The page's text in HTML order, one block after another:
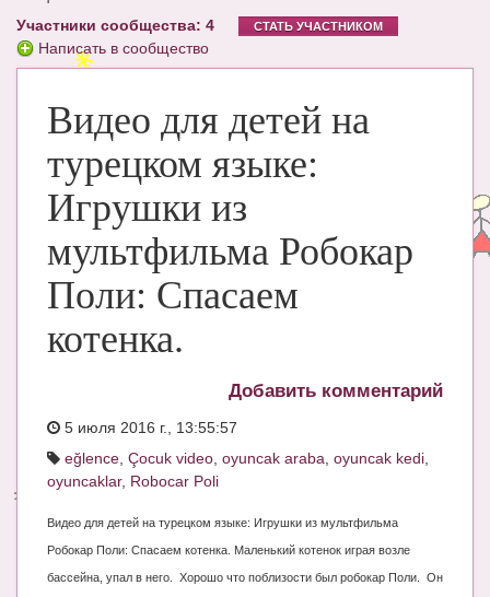
КНИГИ
Сказки
ПСИХОЛОГИЯ
ЗДОРОВЬЕ
МОДА И КРАСОТА
КОНКУРСЫ
СООБЩЕСТВА
БЕРЕМЕННОСТЬ
Календарь беременности
МАМИНА БИБЛИОТЕКА
Имена. Святцы
Участники сообщества: 4
СТАТЬ УЧАСТНИКОМ
Написать в сообщество
Видео для детей на
турецком языке:
Игрушки из
мультфильма Робокар
Поли: Спасаем
котенка.
Добавить комментарий
5 июля 2016 г., 13:55:57
eğlence Çocuk video oyuncak araba oyuncak kedi
oyuncaklar, Robocar Poli
Видео для детей на турецком языке: Игрушки из мультфильма
Робокар Поли: Спасаем котенка. Маленький котенок играя возле
бассейна, упал в него. Хорошо что поблизости был робокар Поли. Он